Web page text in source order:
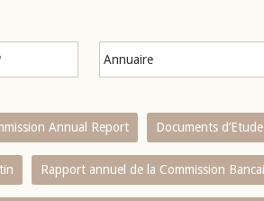
Annual Report Documents
Rapport annuel de la Commission